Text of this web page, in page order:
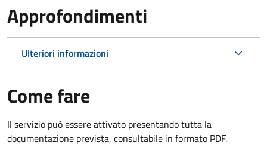
Approfondimenti
Ulteriori informazioni
Come fare
Il servizio può essere attivato presentando tutta la
documentazione prevista, consultabile in formato PDF.